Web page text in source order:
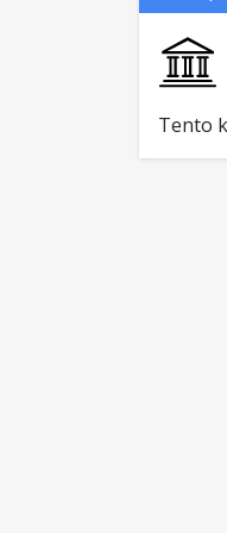
Tento